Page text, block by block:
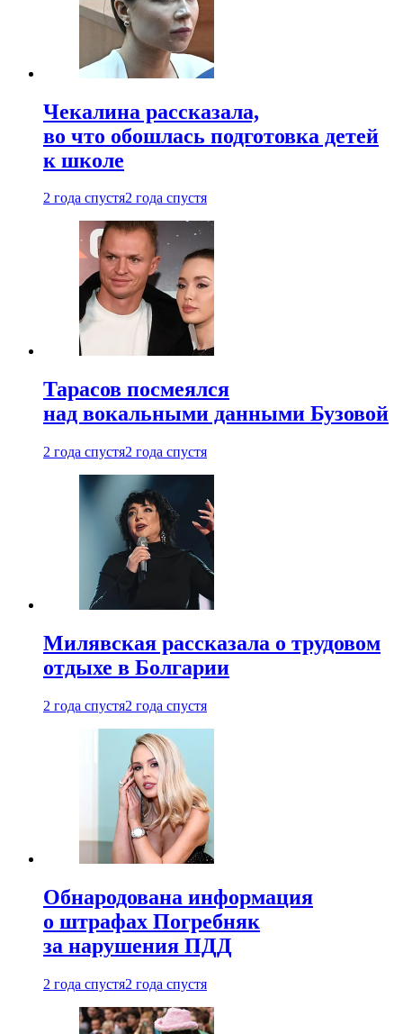
Чекалина рассказала,
во что обошлась подготовка детей
к школе
2 года спустя2 года спустя
Тарасов посмеялся
над вокальными данными Бузовой
2 года спустя2 года спустя
Милявская рассказала о трудовом
отдыхе в Болгарии
2 года спустя2 года спустя
Обнародована информация
о штрафах Погребняк
за нарушения ПДД
2 года спустя2 года спустя